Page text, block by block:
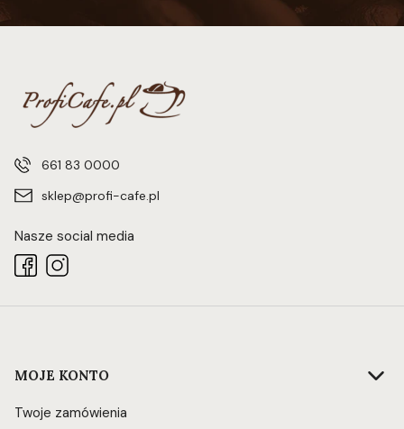
661 83 0000
sklep@profi-cafe.pl
Nasze social media
Linki w stopce
MOJE KONTO
Twoje zamówienia